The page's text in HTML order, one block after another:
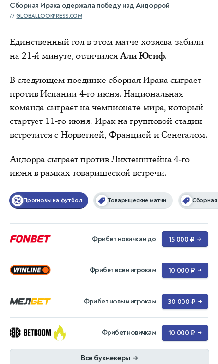
Сборная Ирака одержала победу над Андоррой
GLOBALLOOKPRESS.COM
Единственный гол в этом матче хозяева забили
на 21-й минуте, отличилсяАли Юсиф.
В следующем поединке сборная Ирака сыграет
против Испании 4-го июня. Национальная
команда сыграет на чемпионате мира, который
стартует 11-го июня. Ирак на групповой стадии
встретится с Норвегией, Францией и Сенегалом.
Андорра сыграет против Лихтенштейна 4-го
июня в рамках товарищеской встречи.
Прогнозы на футбол Товарищеские матчи Сборная
Фрибет новичкам до 15 000 ₽ →
Фрибет всем игрокам 10 000 ₽ →
Фрибет новым игрокам 30 000 ₽ →
Фрибет новичкам 10 000 ₽ →
Все букмекеры →